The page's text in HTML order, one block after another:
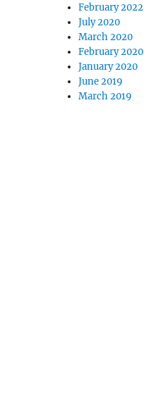
February 2022
July 2020
March 2020
February 2020
January 2020
June 2019
March 2019